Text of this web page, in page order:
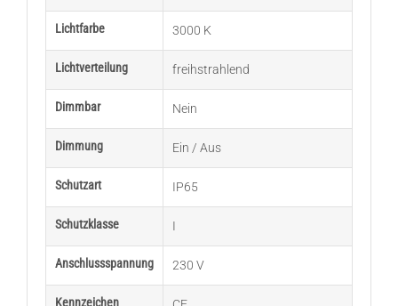
Lichtfarbe 3000 K
Lichtverteilung freihstrahlend
Dimmbar Nein
Dimmung Ein / Aus
Schutzart IP65
Schutzklasse I
Anschlussspannung 230 V
Kennzeichen